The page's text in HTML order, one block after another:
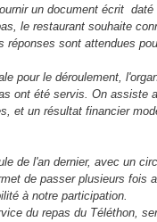
un document écrit daté
le restaurant souhaite
réponses sont attendues
pour le déroulement,
ont été servis. On assiste
et un résultat financier
de l'an dernier, avec un
de passer plusieurs fois
à notre participation.
du repas du Téléthon,